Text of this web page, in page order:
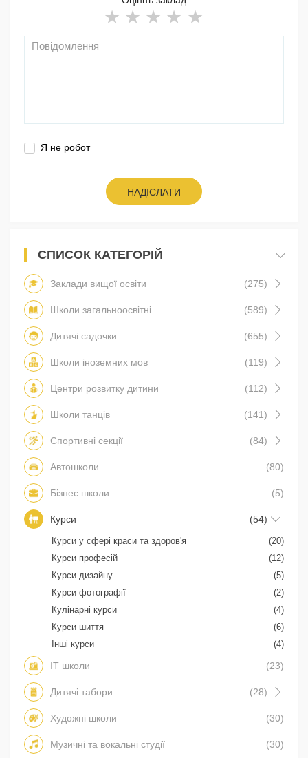
Я не робот
НАДІСЛАТИ
СПИСОК КАТЕГОРІЙ
Заклади вищої освіти (275)
Школи загальноосвітні (589)
Дитячі садочки (655)
Школи іноземних мов (119)
Центри розвитку дитини (112)
Школи танців (141)
Спортивні секції (84)
Автошколи (80)
Бізнес школи (5)
Курси (54)
Курси у сфері краси та здоров'я
(20)
Курси професій
(12)
Курси дизайну
(5)
Курси фотографії
(2)
Кулінарні курси
(4)
Курси шиття
(6)
Інші курси
(4)
IT школи (23)
Дитячі табори (28)
Художні школи (30)
Музичні та вокальні студії (30)